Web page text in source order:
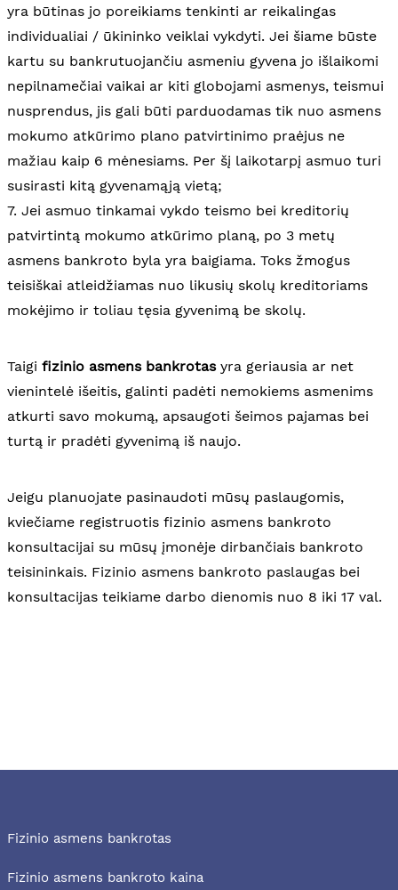
yra būtinas jo poreikiams tenkinti ar reikalingas
individualiai / ūkininko veiklai vykdyti. Jei šiame būste
kartu su bankrutuojančiu asmeniu gyvena jo išlaikomi
nepilnamečiai vaikai ar kiti globojami asmenys, teismui
nusprendus, jis gali būti parduodamas tik nuo asmens
mokumo atkūrimo plano patvirtinimo praėjus ne
mažiau kaip 6 mėnesiams. Per šį laikotarpį asmuo turi
susirasti kitą gyvenamąją vietą;
7. Jei asmuo tinkamai vykdo teismo bei kreditorių
patvirtintą mokumo atkūrimo planą, po 3 metų
asmens bankroto byla yra baigiama. Toks žmogus
teisiškai atleidžiamas nuo likusių skolų kreditoriams
mokėjimo ir toliau tęsia gyvenimą be skolų.
Taigi fizinio asmens bankrotasyra geriausia ar net
vienintelė išeitis, galinti padėti nemokiems asmenims
atkurti savo mokumą, apsaugoti šeimos pajamas bei
turtą ir pradėti gyvenimą iš naujo.
Jeigu planuojate pasinaudoti mūsų paslaugomis,
kviečiame registruotis fizinio asmens bankroto
konsultacijai su mūsų įmonėje dirbančiais bankroto
teisininkais. Fizinio asmens bankroto paslaugas bei
konsultacijas teikiame darbo dienomis nuo 8 iki 17 val.
Fizinio asmens bankrotas
Fizinio asmens bankroto kaina